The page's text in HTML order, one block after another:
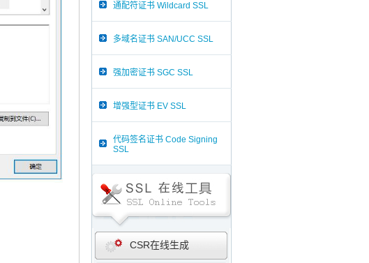
通配符证书 Wildcard SSL
多域名证书 SAN/UCC SSL
强加密证书 SGC SSL
增强型证书 EV SSL
代码签名证书 Code Signing
SSL
CSR在线生成